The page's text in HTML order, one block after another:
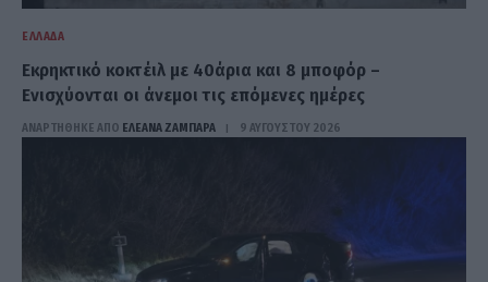
ΕΛΛΆΔΑ
Εκρηκτικό κοκτέιλ με 40άρια και 8 μποφόρ –
Ενισχύονται οι άνεμοι τις επόμενες ημέρες
ΑΝΑΡΤΗΘΗΚΕ ΑΠΟ ΕΛΕΑΝΑ ΖΑΜΠΑΡΑ 9 ΑΥΓΟΎΣΤΟΥ 2026